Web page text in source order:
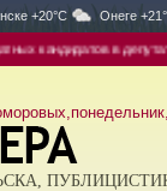
+20°C Онеге
в депутаты ГД